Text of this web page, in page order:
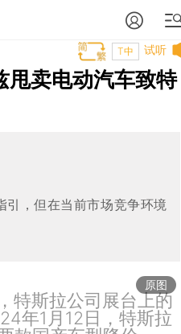
试听
T中
甩卖电动汽车致特
，但在当前市场竞争环境
原图
特斯拉公司展台上的
年1月12日，特斯拉